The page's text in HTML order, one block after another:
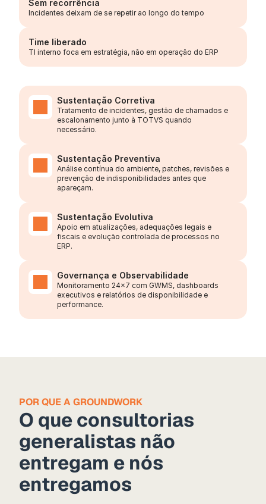
Sem recorrência
Incidentes deixam de se repetir ao longo do tempo
Time liberado
TI interno foca em estratégia, não em operação do ERP
Sustentação Corretiva
Tratamento de incidentes, gestão de chamados e
escalonamento junto à TOTVS quando
necessário.
Sustentação Preventiva
Análise contínua do ambiente, patches, revisões e
prevenção de indisponibilidades antes que
apareçam.
Sustentação Evolutiva
Apoio em atualizações, adequações legais e
fiscais e evolução controlada de processos no
ERP.
Governança e Observabilidade
Monitoramento 24x7 com GWMS, dashboards
executivos e relatórios de disponibilidade e
performance.
POR QUE A GROUNDWORK
O que consultorias
generalistas não
entregam e nós
entregamos